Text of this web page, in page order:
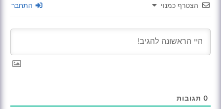
הצטרף כמנוי התחבר
0 תגובות